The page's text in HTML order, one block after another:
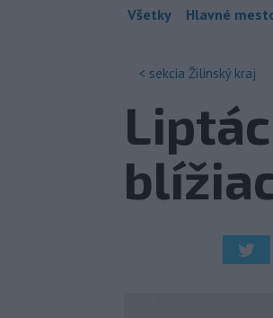
Všetky Hlavné
< sekcia Žilinský kraj